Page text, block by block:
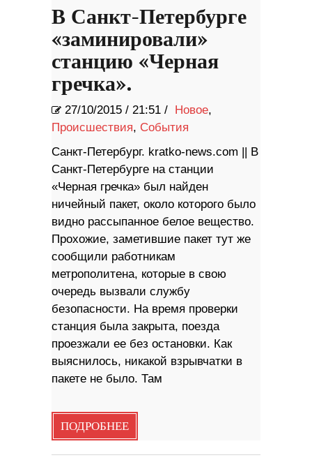
В Санкт-Петербурге
«заминировали»
станцию «Черная
гречка».
27/10/2015 / 21:51 / Новое,
Происшествия, События
Санкт-Петербург. kratko-news.com || В
Санкт-Петербурге на станции
«Черная гречка» был найден
ничейный пакет, около которого было
видно рассыпанное белое вещество.
Прохожие, заметившие пакет тут же
сообщили работникам
метрополитена, которые в свою
очередь вызвали службу
безопасности. На время проверки
станция была закрыта, поезда
проезжали ее без остановки. Как
выяснилось, никакой взрывчатки в
пакете не было. Там
ПОДРОБНЕЕ